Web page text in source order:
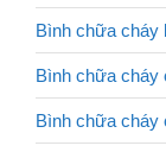
Bình chữa cháy
Bình chữa cháy
Bình chữa cháy